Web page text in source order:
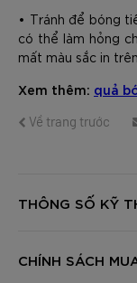
• Tránh để bóng
có thể làm hỏng
mất màu sắc in
Xem thêm: quả
Về trang trước
THÔNG SỐ KỸ
CHÍNH SÁCH